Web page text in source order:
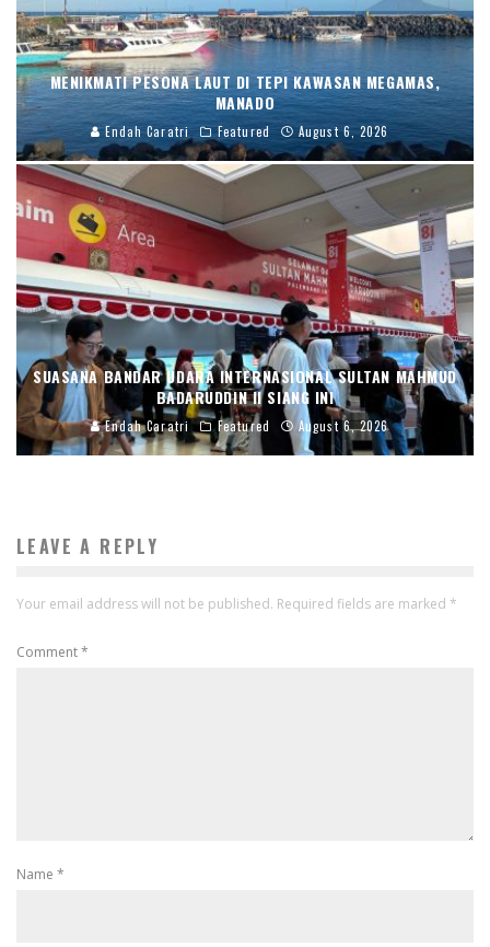
MENIKMATI PESONA LAUT DI TEPI KAWASAN MEGAMAS,
MANADO
Endah Caratri Featured August 6, 2026
SUASANA BANDAR UDARA INTERNASIONAL SULTAN MAHMUD
BADARUDDIN II SIANG INI
Endah Caratri Featured August 6, 2026
LEAVE A REPLY
Your email address will not be published. Required fields are marked *
Comment*
Name *